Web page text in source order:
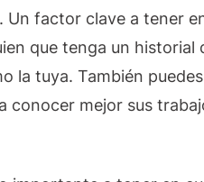
Un factor clave a tener
que tenga un
la tuya. También
conocer mejor sus